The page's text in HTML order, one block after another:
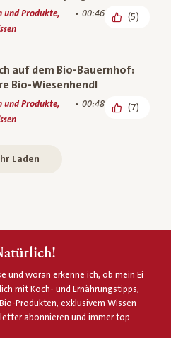
und Produkte,
00:46 (5)
auf dem Bio-Bauernhof:
Bio-Wiesenhendl
und Produkte,
00:48 (7)
Laden
und woran erkenne ich, ob mein Ei
mit Koch- und Ernährungstipps,
Produkten, exklusivem Wissen
abonnieren und immer top